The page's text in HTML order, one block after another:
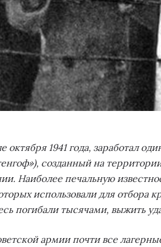
октября 1941 года, заработал
созданный на
Наиболее печальную
использовали для отбора
погибали тысячами, выжить
армии почти все